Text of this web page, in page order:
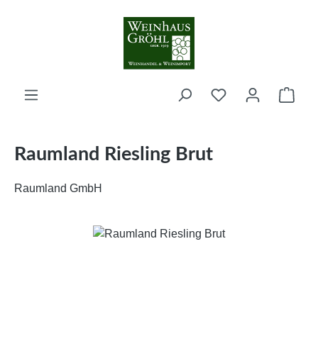
Zum Hauptinhalt springen
Raumland Riesling Brut
Raumland GmbH
Bildergalerie überspringen